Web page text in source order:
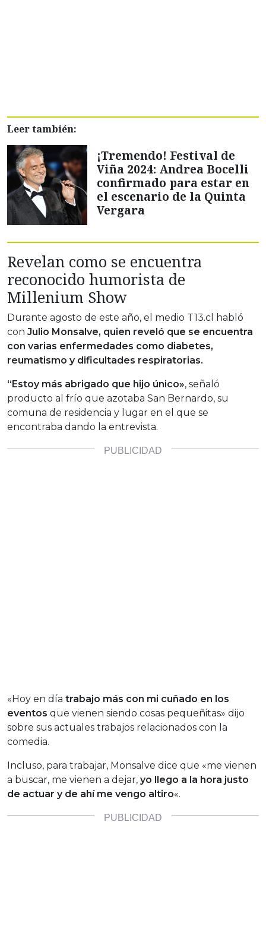
Leer también:
¡Tremendo! Festival de
Viña 2024: Andrea Bocelli
confirmado para estar en
el escenario de la Quinta
Vergara
Revelan como se encuentra
reconocido humorista de
Millenium Show
Durante agosto de este año, el medio T13.cl habló
con Julio Monsalve, quien reveló que se encuentra
con varias enfermedades como diabetes,
reumatismo y dificultades respiratorias.
“Estoy más abrigado que hijo único», señaló
producto al frío que azotaba San Bernardo, su
comuna de residencia y lugar en el que se
encontraba dando la entrevista.
«Hoy en día trabajo más con mi cuñado en los
eventos que vienen siendo cosas pequeñitas» dijo
sobre sus actuales trabajos relacionados con la
comedia.
Incluso, para trabajar, Monsalve dice que «me vienen
a buscar, me vienen a dejar, yo llego a la hora justo
de actuar y de ahí me vengo altiro«.